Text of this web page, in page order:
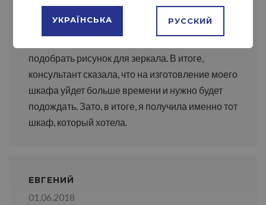
варианты на сайте и решила, что проще
поговорить с менеджером. Она мне помогла
подобрать рисунок для зеркала. В итоге,
консультант сказала, что на изготовление моего
шкафа уйдет больше времени и нужно будет
подождать. Зато, в итоге, я получила именно тот
шкаф, который хотела.
ЕВГЕНИЙ
01.06.2018
УКРАЇНСЬКА РУССКИЙ